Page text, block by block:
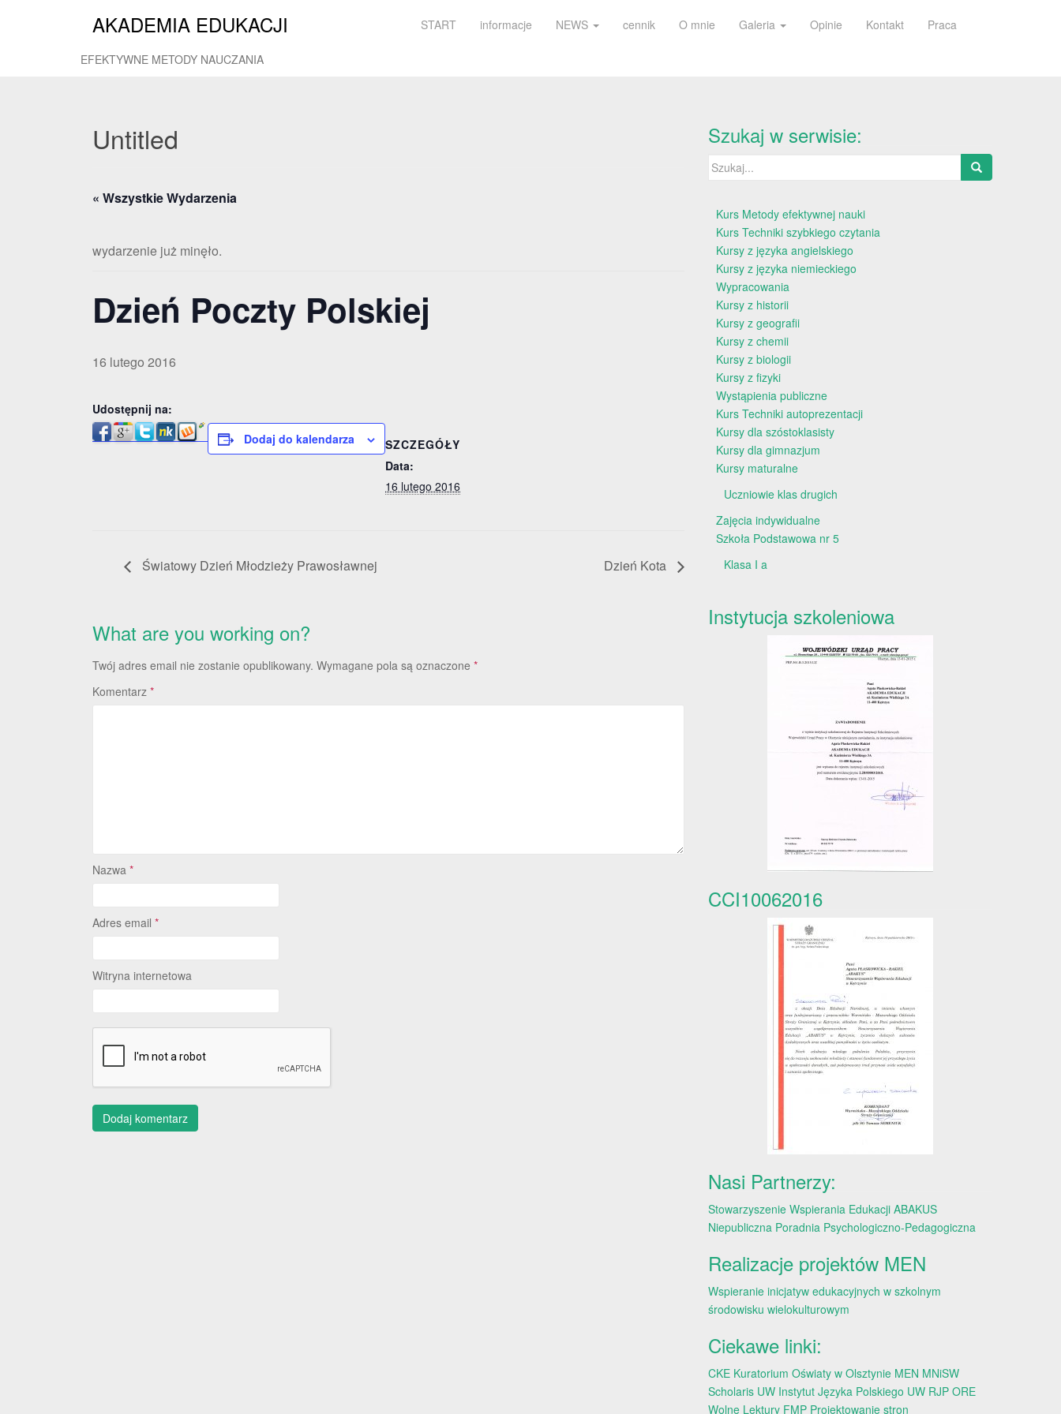
AKADEMIA EDUKACJI
EFEKTYWNE METODY NAUCZANIA
START informacje NEWS cennik O mnie Galeria Opinie Kontakt Praca
Untitled
« Wszystkie Wydarzenia
wydarzenie już minęło.
Dzień Poczty Polskiej
16 lutego 2016
Udostępnij na:
Dodaj do kalendarza
SZCZEGÓŁY
Data:
16 lutego 2016
Światowy Dzień Młodzieży Prawosławnej Dzień Kota
What are you working on?
Twój adres email nie zostanie opublikowany. Wymagane pola są oznaczone *
Komentarz *
Nazwa *
Adres email *
Witryna internetowa
Szukaj w serwisie:
Szukaj:
Kurs Metody efektywnej nauki
Kurs Techniki szybkiego czytania
Kursy z języka angielskiego
Kursy z języka niemieckiego
Wypracowania
Kursy z historii
Kursy z geografii
Kursy z chemii
Kursy z biologii
Kursy z fizyki
Wystąpienia publiczne
Kurs Techniki autoprezentacji
Kursy dla szóstoklasisty
Kursy dla gimnazjum
Kursy maturalne
Uczniowie klas drugich
Zajęcia indywidualne
Szkoła Podstawowa nr 5
Klasa I a
Instytucja szkoleniowa
CCI10062016
Nasi Partnerzy:
Stowarzyszenie Wspierania Edukacji ABAKUS
Niepubliczna Poradnia Psychologiczno-Pedagogiczna
Realizacje projektów MEN
Wspieranie inicjatyw edukacyjnych w szkolnym
środowisku wielokulturowym
Ciekawe linki:
CKE Kuratorium Oświaty w Olsztynie MEN MNiSW
Scholaris UW Instytut Języka Polskiego UW RJP ORE
Wolne Lektury FMP Projektowanie stron